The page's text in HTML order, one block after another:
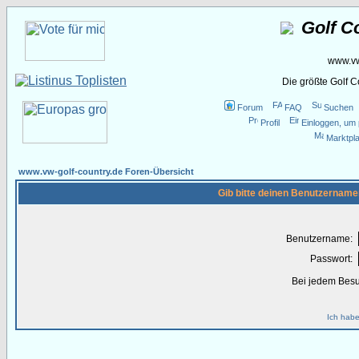
Golf
Die größte Golf
Forum FAQ
Suchen
Profil
Einloggen,
www.vw-golf-country.de Foren-Übersicht
Gib bitte deinen
Benutzername:
Passwort:
Bei jedem
Ich